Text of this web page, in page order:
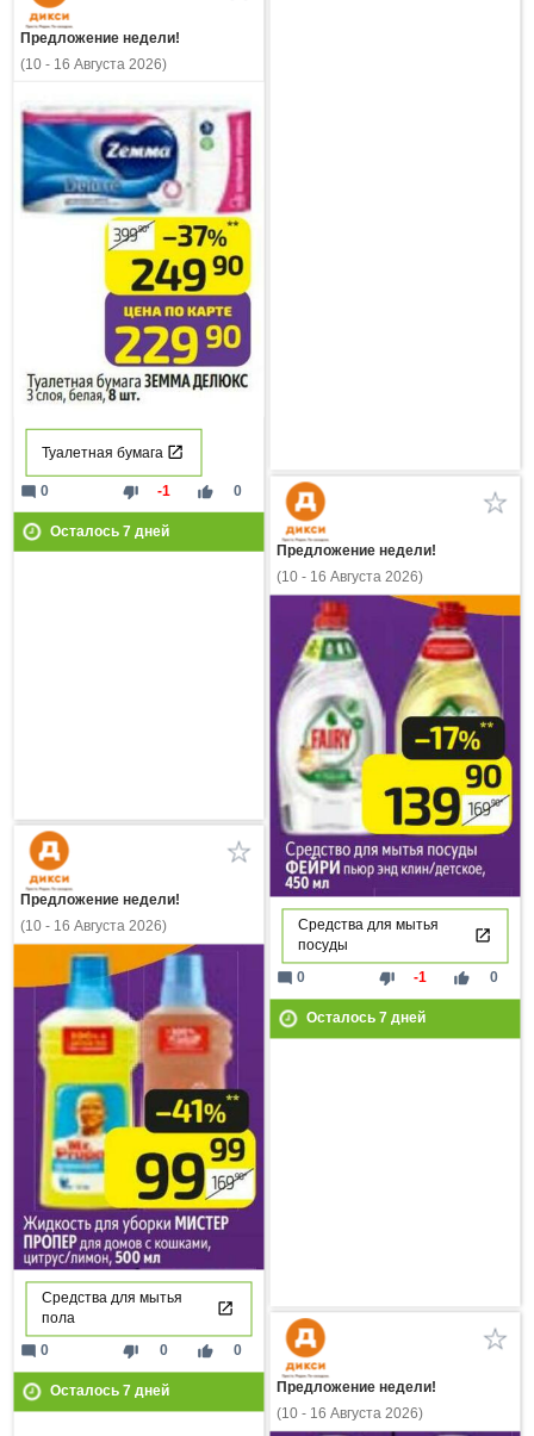
Предложение недели!
(10 - 16 Августа 2026)
Туалетная бумага
thumb_down -1 thumb_up 0
mode_comment 0
Осталось 7дней
Предложение недели!
(10 - 16 Августа 2026)
Средства для мытья
посуды
thumb_down -1 thumb_up 0
mode_comment 0
Осталось 7дней
Предложение недели!
(10 - 16 Августа 2026)
Средства для мытья
пола
thumb_down 0 thumb_up 0
mode_comment 0
Осталось 7дней
Предложение недели!
(10 - 16 Августа 2026)